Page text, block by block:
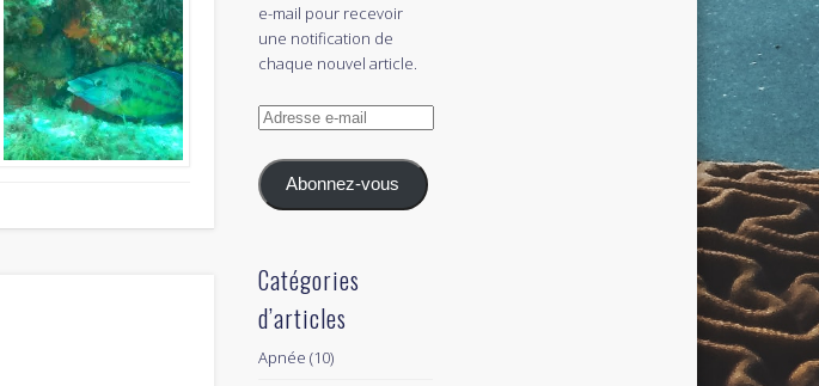
e-mail pour recevoir
une notification de
chaque nouvel article.
Adresse
mail
Abonnez-vous
Catégories
d’articles
Apnée (10)